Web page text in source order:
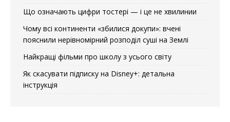
Що означають цифри тостері — і це не хвилинии
Чому всі континенти «збилися докупи»: вчені
пояснили нерівномірний розподіл суші на Землі
Найкращі фільми про школу з усього світу
Як скасувати підписку на Disney+: детальна
інструкція